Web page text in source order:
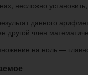
несложно
данного
другой член
на ноль —